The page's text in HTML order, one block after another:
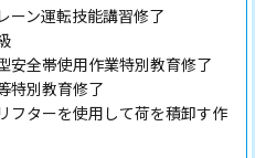
ーン運転技能講習修了
安全帯使用作業特別教育修了
特別教育修了
フターを使用して荷を積卸す作